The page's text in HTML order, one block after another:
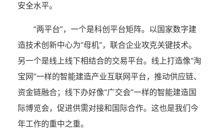
安全水平。
“两平台”，一个是科创平台矩阵。以国家数字建
造技术创新中心为“母机”，联合企业攻克关键技术。
另一个是线上线下相结合的交易平台。线上打造像“淘
宝网”一样的智能建造产业互联网平台，推动供应链、
资金链融合；线下办好像“广交会”一样的智能建造国
际博览会，促进供需对接和国际合作。这也是我们今
年工作的重中之重。